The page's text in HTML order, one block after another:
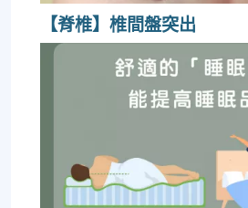
【脊椎】椎間盤突出